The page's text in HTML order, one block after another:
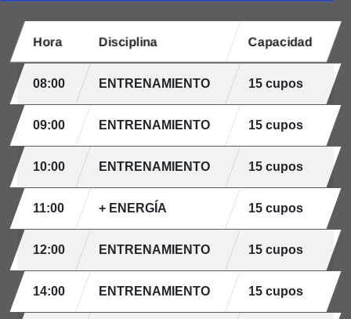
Hora Disciplina Capacidad
08:00 ENTRENAMIENTO 15 cupos
09:00 ENTRENAMIENTO 15 cupos
10:00 ENTRENAMIENTO 15 cupos
11:00 + ENERGÍA 15 cupos
12:00 ENTRENAMIENTO 15 cupos
14:00 ENTRENAMIENTO 15 cupos